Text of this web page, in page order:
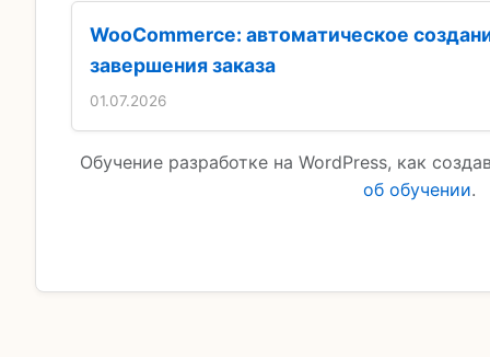
WooCommerce: автоматическое
завершения заказа
01.07.2026
Обучение разработке на WordPress, как
об обучении.